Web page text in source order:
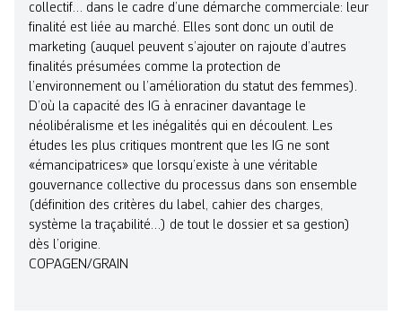
collectif… dans le cadre d’une démarche commerciale: leur
finalité est liée au marché. Elles sont donc un outil de
marketing (auquel peuvent s’ajouter on rajoute d’autres
finalités présumées comme la protection de
l’environnement ou l’amélioration du statut des femmes).
D’où la capacité des IG à enraciner davantage le
néolibéralisme et les inégalités qui en découlent. Les
études les plus critiques montrent que les IG ne sont
«émancipatrices» que lorsqu’existe à une véritable
gouvernance collective du processus dans son ensemble
(définition des critères du label, cahier des charges,
système la traçabilité…) de tout le dossier et sa gestion)
dès l’origine.
COPAGEN/GRAIN